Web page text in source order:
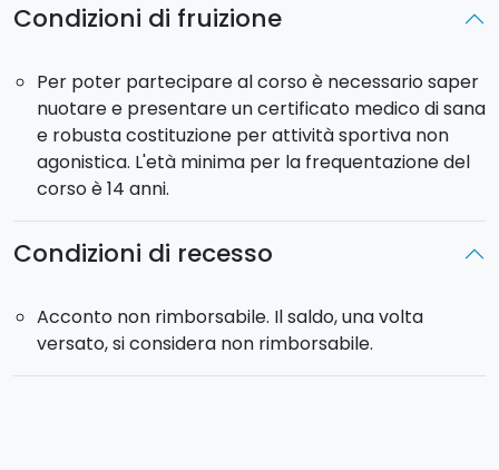
Condizioni di fruizione
Per poter partecipare al corso è necessario saper
nuotare e presentare un certificato medico di sana
e robusta costituzione per attività sportiva non
agonistica. L'età minima per la frequentazione del
corso è 14 anni.
Condizioni di recesso
Acconto non rimborsabile. Il saldo, una volta
versato, si considera non rimborsabile.